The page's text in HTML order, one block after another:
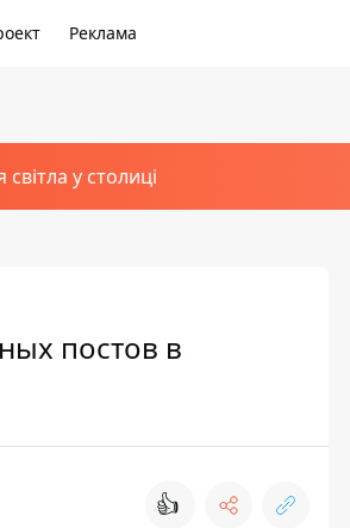
Реклама
у столиці
постов в
👍